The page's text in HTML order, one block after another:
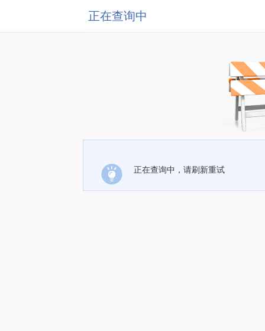
正在查询中
正在查询中，请刷新重试